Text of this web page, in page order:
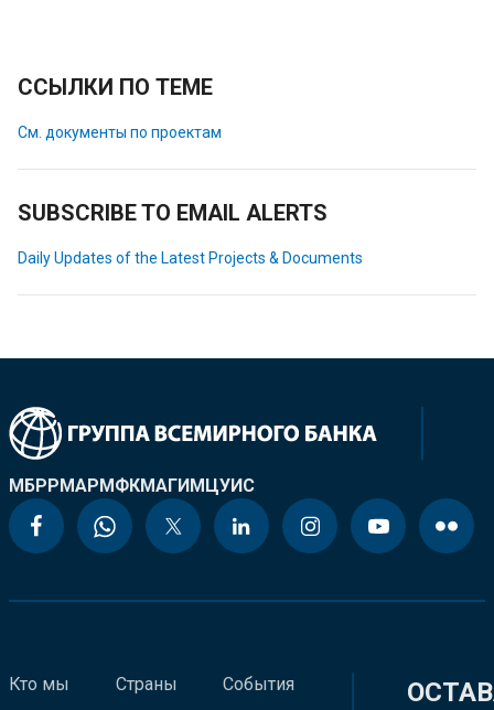
ССЫЛКИ ПО ТЕМЕ
См. документы по проектам
SUBSCRIBE TO EMAIL ALERTS
Daily Updates of the Latest Projects & Documents
МБРРМАРМФКМАГИМЦУИС
Кто мы Страны События